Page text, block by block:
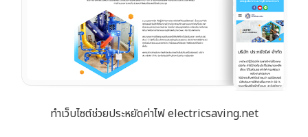
ทำเว็บไซต์ช่วยประหยัดค่าไฟ electricsaving.net